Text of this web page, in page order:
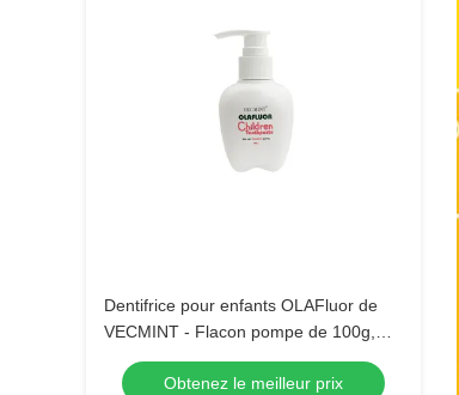
Dentifrice pour enfants OLAFluor de
VECMINT - Flacon pompe de 100g,
goût fraise, dentifrice sûr pour l'hygiène
bucco-dentaire quotidienne des
Obtenez le meilleur prix